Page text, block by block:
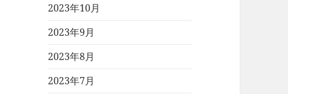
2023年10月
2023年9月
2023年8月
2023年7月